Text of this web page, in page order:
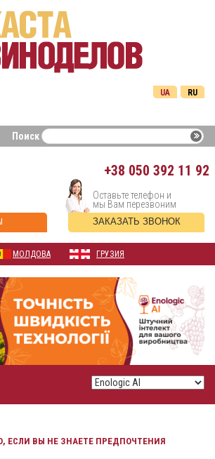
RU
UA
Поиск
+38 050 392 11 92
Оставьте телефон и
мы Вам перезвоним
ЗАКАЗАТЬ ЗВОНОК
МОЛДОВА ГРУЗИЯ
ЕСЛИ ВЫ НЕ ЗНАЕТЕ ПРЕДПОЧТЕНИЯ